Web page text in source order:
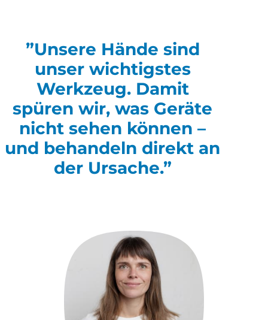
”Unsere Hände sind
unser wichtigstes
Werkzeug. Damit
spüren wir, was Geräte
nicht sehen können –
und behandeln direkt an
der Ursache.”